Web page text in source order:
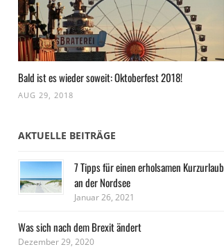
Bald ist es wieder soweit: Oktoberfest 2018!
AUG 29, 2018
AKTUELLE BEITRÄGE
7 Tipps für einen erholsamen Kurzurlaub
an der Nordsee
Januar 26, 2021
Was sich nach dem Brexit ändert
Dezember 29, 2020